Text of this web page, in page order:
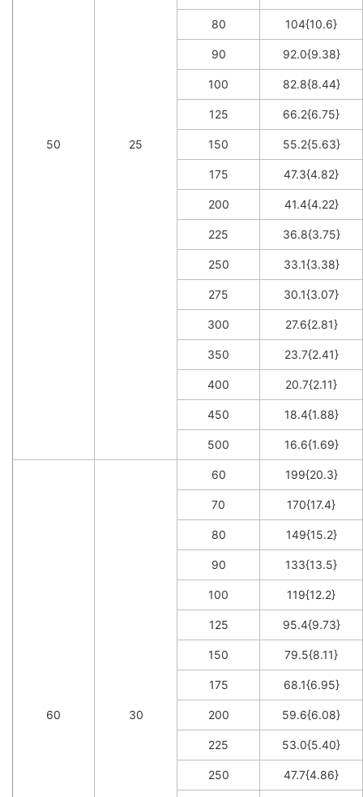
50 25
80 104{10.6}
90 92.0{9.38}
100 82.8{8.44}
125 66.2{6.75}
150 55.2{5.63}
175 47.3{4.82}
200 41.4{4.22}
225 36.8{3.75}
250 33.1{3.38}
275 30.1{3.07}
300 27.6{2.81}
350 23.7{2.41}
400 20.7{2.11}
450 18.4{1.88}
500 16.6{1.69}
60 30
60 199{20.3}
70 170{17.4}
80 149{15.2}
90 133{13.5}
100 119{12.2}
125 95.4{9.73}
150 79.5{8.11}
175 68.1{6.95}
200 59.6{6.08}
225 53.0{5.40}
250 47.7{4.86}